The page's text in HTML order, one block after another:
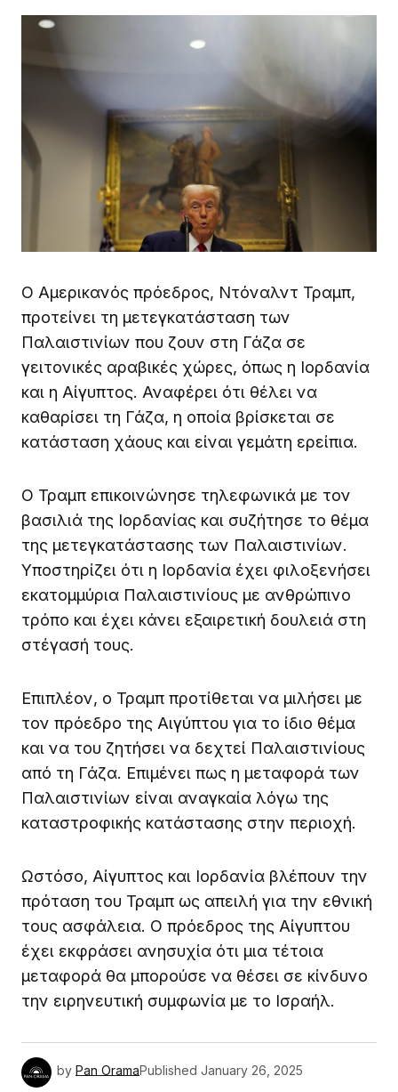
Ο Αμερικανός πρόεδρος, Ντόναλντ Τραμπ,
προτείνει τη μετεγκατάσταση των
Παλαιστινίων που ζουν στη Γάζα σε
γειτονικές αραβικές χώρες, όπως η Ιορδανία
και η Αίγυπτος. Αναφέρει ότι θέλει να
καθαρίσει τη Γάζα, η οποία βρίσκεται σε
κατάσταση χάους και είναι γεμάτη ερείπια.
Ο Τραμπ επικοινώνησε τηλεφωνικά με τον
βασιλιά της Ιορδανίας και συζήτησε το θέμα
της μετεγκατάστασης των Παλαιστινίων.
Υποστηρίζει ότι η Ιορδανία έχει φιλοξενήσει
εκατομμύρια Παλαιστινίους με ανθρώπινο
τρόπο και έχει κάνει εξαιρετική δουλειά στη
στέγασή τους.
Επιπλέον, ο Τραμπ προτίθεται να μιλήσει με
τον πρόεδρο της Αιγύπτου για το ίδιο θέμα
και να του ζητήσει να δεχτεί Παλαιστινίους
από τη Γάζα. Επιμένει πως η μεταφορά των
Παλαιστινίων είναι αναγκαία λόγω της
καταστροφικής κατάστασης στην περιοχή.
Ωστόσο, Αίγυπτος και Ιορδανία βλέπουν την
πρόταση του Τραμπ ως απειλή για την εθνική
τους ασφάλεια. Ο πρόεδρος της Αίγυπτου
έχει εκφράσει ανησυχία ότι μια τέτοια
μεταφορά θα μπορούσε να θέσει σε κίνδυνο
την ειρηνευτική συμφωνία με το Ισραήλ.
by Pan OramaPublished January 26, 2025